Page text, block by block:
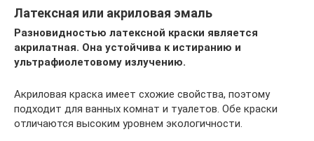
Латексная или акриловая эмаль
Разновидностью латексной краски является
акрилатная. Она устойчива к истиранию и
ультрафиолетовому излучению.
Акриловая краска имеет схожие свойства, поэтому
подходит для ванных комнат и туалетов. Обе краски
отличаются высоким уровнем экологичности.